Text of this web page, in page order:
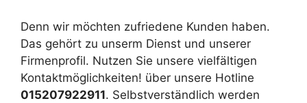
Denn wir möchten zufriedene Kunden haben.
Das gehört zu unserm Dienst und unserer
Firmenprofil. Nutzen Sie unsere vielfältigen
Kontaktmöglichkeiten! über unsere Hotline
015207922911. Selbstverständlich werden